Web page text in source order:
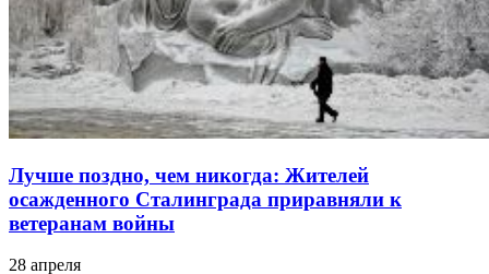
Лучше поздно, чем никогда: Жителей
осажденного Сталинграда приравняли к
ветеранам войны
28 апреля